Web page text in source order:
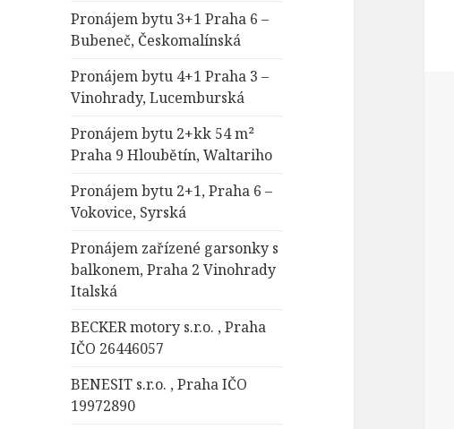
Pronájem bytu 3+1 Praha 6 –
Bubeneč, Českomalínská
Pronájem bytu 4+1 Praha 3 –
Vinohrady, Lucemburská
Pronájem bytu 2+kk 54 m²
Praha 9 Hloubětín, Waltariho
Pronájem bytu 2+1, Praha 6 –
Vokovice, Syrská
Pronájem zařízené garsonky s
balkonem, Praha 2 Vinohrady
Italská
BECKER motory s.r.o. , Praha
IČO 26446057
BENESIT s.r.o. , Praha IČO
19972890